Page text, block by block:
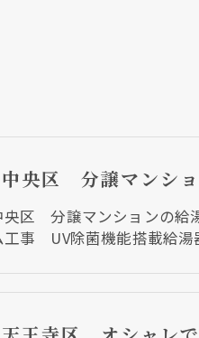
央区 分譲マンションの給
工事 UV除菌機能搭載給湯